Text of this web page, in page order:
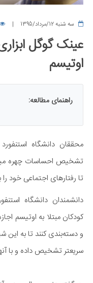
سه شنبه 12/مرداد/1395
عینک گوگل
اوتیسم
راهنمای مطالعه:
محققان دانشگاه
تشخیص احساسات چهره
تا رفتارهای اجتماعی خود
دانشمندان دانشگاه
کودکان مبتلا به اوتیسم
و دسته‌بندی کنند تا به این
سریعتر تشخیص داده و با